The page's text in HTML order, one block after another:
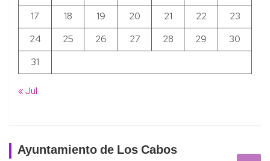
17
18 19 20 21 22
23
24
25 26 27 28 29
30
31
« Jul
Ayuntamiento de Los Cabos